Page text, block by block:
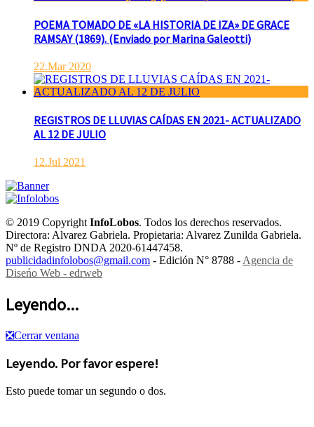
POEMA TOMADO DE «LA HISTORIA DE IZA» DE GRACE
RAMSAY (1869). (Enviado por Marina Galeotti)
22.Mar 2020
REGISTROS DE LLUVIAS CAÍDAS EN 2021- ACTUALIZADO
AL 12 DE JULIO
12.Jul 2021
© 2019 CopyrightInfoLobos. Todos los derechos reservados.
Directora: Alvarez Gabriela. Propietaria: Alvarez Zunilda Gabriela.
Nº de Registro DNDA 2020-61447458.
publicidadinfolobos@gmail.com - Edición N° 8788 -Agencia de
Diseńo Web - edrweb
Leyendo...
❎Cerrar ventana
Leyendo. Por favor espere!
Esto puede tomar un segundo o dos.